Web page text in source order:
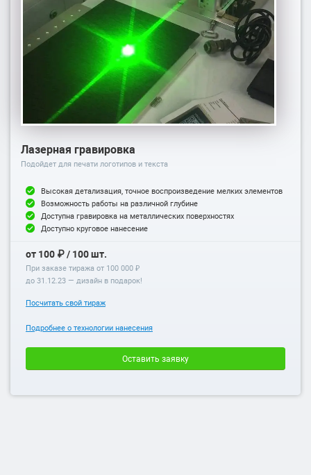
Лазерная гравировка
Подойдет для печати логотипов и текста
Высокая детализация, точное воспроизведение мелких элементов
Возможность работы на различной глубине
Доступна гравировка на металлических поверхностях
Доступно круговое нанесение
от 100 ₽ / 100 шт.
При заказе тиража от 100 000 ₽
до 31.12.23 — дизайн в подарок!
Посчитать свой тираж
Подробнее о технологии нанесения
Оставить заявку